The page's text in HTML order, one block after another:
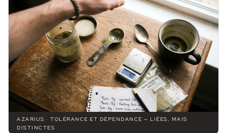
AZARIUS · TOLÉRANCE ET DÉPENDANCE — LIÉES, MAIS
DISTINCTES